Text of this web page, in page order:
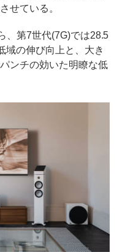
せている。
、第7世代(7G)では28.5
域の伸び向上と、大き
ンチの効いた明瞭な低